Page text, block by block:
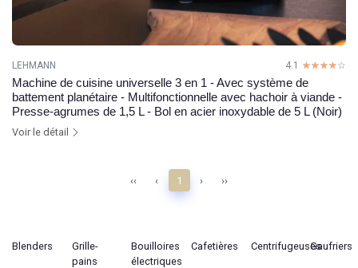
LEHMANN 4.1 ☆☆☆☆☆
★★★★★
Machine de cuisine universelle 3 en 1 - Avec système de
battement planétaire - Multifonctionnelle avec hachoir à viande -
Presse-agrumes de 1,5 L - Bol en acier inoxydable de 5 L (Noir)
Voir le détail
‹‹ ‹ 1 › ››
Blenders
Grille-
pains
Bouilloires
électriques
Cafetières CentrifugeusesGaufriers